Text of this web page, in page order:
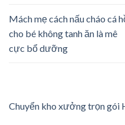
Mách mẹ cách nấu cháo cá
cho bé không tanh ăn là mê
cực bổ dưỡng
Chuyển kho xưởng trọn gói